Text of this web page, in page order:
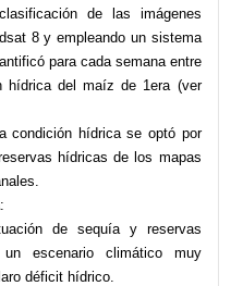
de las imágenes
8 y empleando un sistema
para cada semana entre
hídrica del maíz de 1era (ver
condición hídrica se optó por
hídricas de los mapas
:
de sequía y reservas
escenario climático muy
déficit hídrico.